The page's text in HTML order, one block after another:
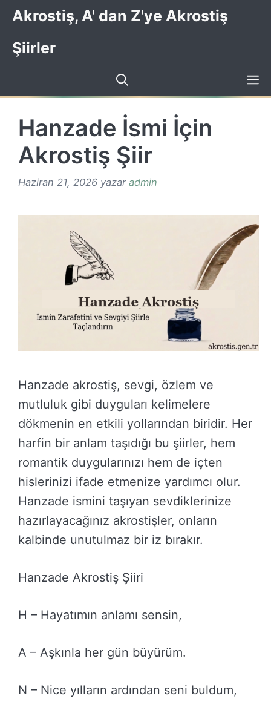
İçeriğe
Akrostiş, A' dan Z'ye Akrostiş
Şiirler
Hanzade İsmi İçin
Akrostiş Şiir
Haziran 21, 2026 yazar admin
Hanzade akrostiş, sevgi, özlem ve
mutluluk gibi duyguları kelimelere
dökmenin en etkili yollarından biridir. Her
harfin bir anlam taşıdığı bu şiirler, hem
romantik duygularınızı hem de içten
hislerinizi ifade etmenize yardımcı olur.
Hanzade ismini taşıyan sevdiklerinize
hazırlayacağınız akrostişler, onların
kalbinde unutulmaz bir iz bırakır.
Hanzade Akrostiş Şiiri
H – Hayatımın anlamı sensin,
A – Aşkınla her gün büyürüm.
N – Nice yılların ardından seni buldum,